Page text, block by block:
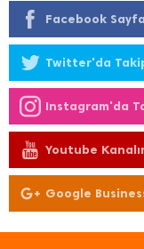
Facebook
Twitter'da
Instagram'da
Youtube
Google